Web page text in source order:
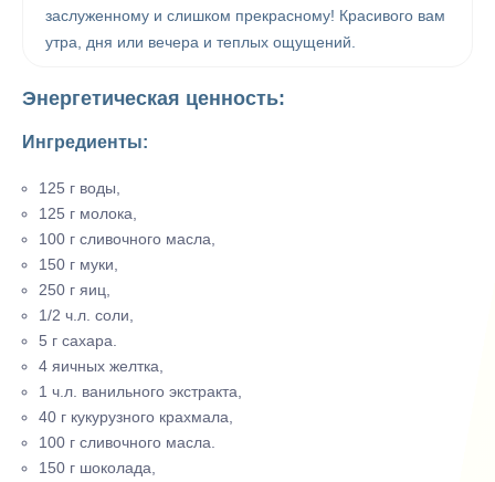
заслуженному и слишком прекрасному! Красивого вам
утра, дня или вечера и теплых ощущений.
Энергетическая ценность:
Ингредиенты:
125 г воды,
125 г молока,
100 г сливочного масла,
150 г муки,
250 г яиц,
1/2 ч.л. соли,
5 г сахара.
4 яичных желтка,
1 ч.л. ванильного экстракта,
40 г кукурузного крахмала,
100 г сливочного масла.
150 г шоколада,